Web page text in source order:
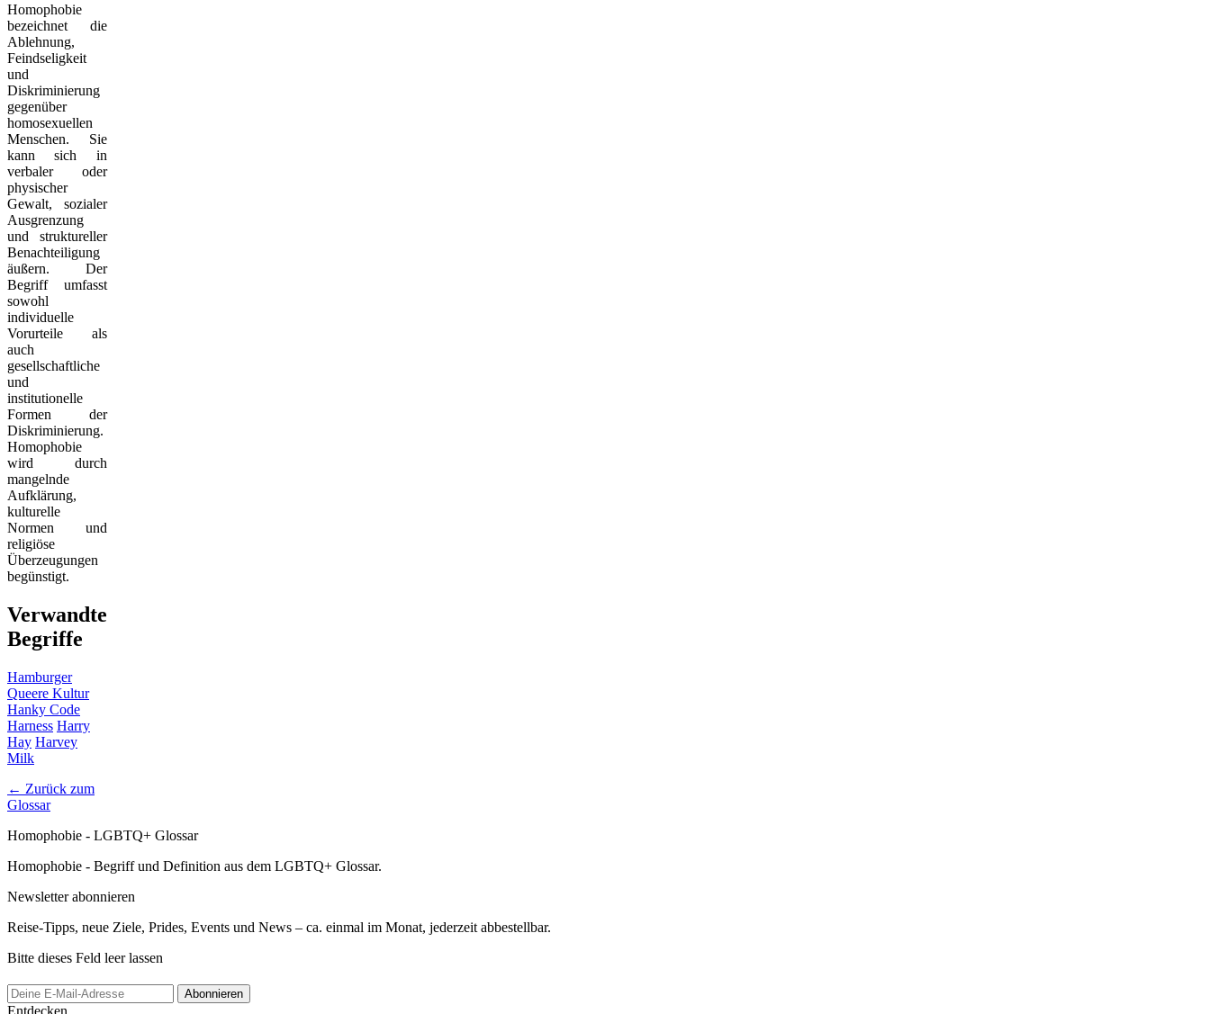
Homophobie
bezeichnet die
Ablehnung,
Feindseligkeit
und
Diskriminierung
gegenüber
homosexuellen
Menschen. Sie
kann sich in
verbaler oder
physischer
Gewalt, sozialer
Ausgrenzung
und struktureller
Benachteiligung
äußern. Der
Begriff umfasst
sowohl
individuelle
Vorurteile als
auch
gesellschaftliche
und
institutionelle
Formen der
Diskriminierung.
Homophobie
wird durch
mangelnde
Aufklärung,
kulturelle
Normen und
religiöse
Überzeugungen
begünstigt.
Verwandte
Begriffe
Hamburger
Queere Kultur
Hanky Code
Harness Harry
Hay Harvey
Milk
← Zurück zum
Glossar
Homophobie - LGBTQ+ Glossar
Homophobie - Begriff und Definition aus dem LGBTQ+ Glossar.
Newsletter abonnieren
Reise-Tipps, neue Ziele, Prides, Events und News – ca. einmal im Monat, jederzeit abbestellbar.
Bitte dieses Feld leer lassen
Abonnieren
Entdecken